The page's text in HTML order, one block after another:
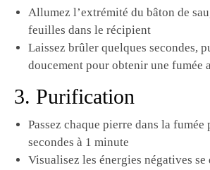
Allumez l’extrémité du bâton de
feuilles dans le récipient
Laissez brûler quelques secondes,
doucement pour obtenir une fumée
3. Purification
Passez chaque pierre dans la fumée
secondes à 1 minute
Visualisez les énergies négatives se